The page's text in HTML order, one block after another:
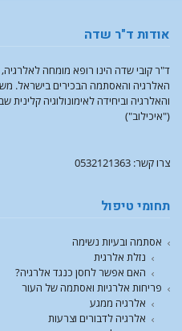
אודות ד"ר שדה
ד"ר קובי שדה הינו רופא מומחה לאלרגיה,
האלרגיה והאסתמה הבכירים בישראל.
והאלרגיה וביחידה לאימונולוגיה
("איכילוב")
צרו קשר: 0532121363
תחומי טיפול
אסתמה ובעיות נשימה
נזלת אלרגית
האם אפשר לחסן כנגד אלרגיה?
פריחות אלרגיות ואסתמה של העור
אלרגיה ממגע
אלרגיה לדבורים וצרעות